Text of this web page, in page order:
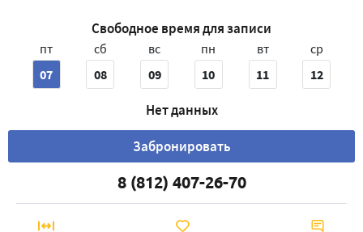
Свободное время для записи
пт
07
сб
08
вс
09
пн
10
вт
11
ср
12
Нет данных
Забронировать
8 (812) 407-26-70